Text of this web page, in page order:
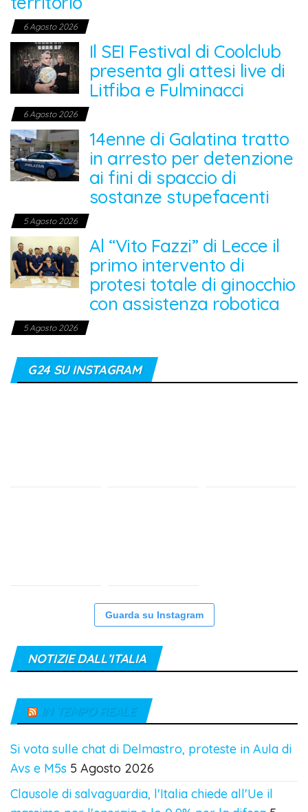
6 Agosto 2026
Il SEI Festival di Coolclub
presenta gli attesi live di
Litfiba e Fulminacci
6 Agosto 2026
14enne di Galatina tratto
in arresto per detenzione
ai fini di spaccio di
sostanze stupefacenti
5 Agosto 2026
Al “Vito Fazzi” di Lecce il
primo intervento di
protesi totale di ginocchio
con assistenza robotica
5 Agosto 2026
G24 SU INSTAGRAM
Guarda su Instagram
NOTIZIE DALL’ITALIA
IN TEMPO REALE
Si vota sulle chat di Delmastro, proteste in Aula di
Avs e M5s 5 Agosto 2026
Clausole di salvaguardia, l'Italia chiede all'Ue il